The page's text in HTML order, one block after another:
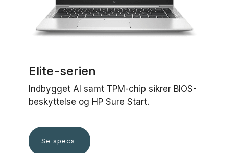
Elite-serien
Indbygget AI samt TPM-chip sikrer BIOS-
beskyttelse og HP Sure Start.
Se specs